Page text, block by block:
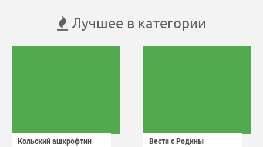
Лучшее в категории
Кольский ашкрофтин Вести с Родины